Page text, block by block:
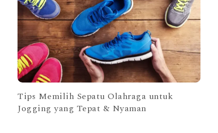
Tips Memilih Sepatu Olahraga untuk
Jogging yang Tepat & Nyaman